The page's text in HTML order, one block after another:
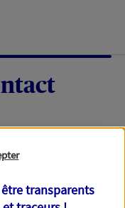
dans les
téléphone.
être transparents